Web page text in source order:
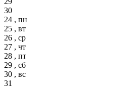
30
24 , пн
25 , вт
26 , ср
27 , чт
28 , пт
29 , сб
30 , вс
31